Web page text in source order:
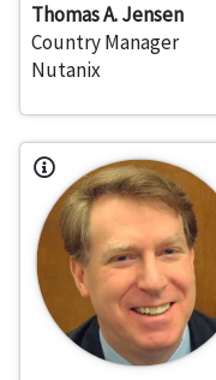
Thomas A. Jensen
Country Manager
Nutanix